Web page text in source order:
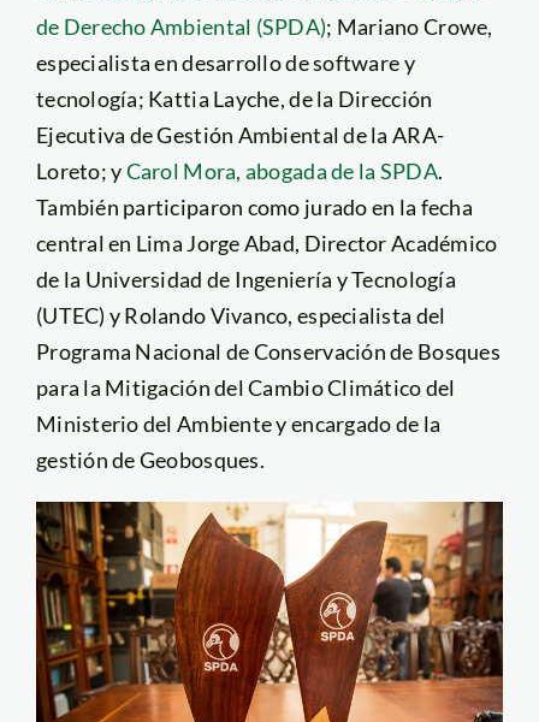
de Derecho Ambiental (SPDA); Mariano Crowe,
especialista en desarrollo de software y
tecnología; Kattia Layche, de la Dirección
Ejecutiva de Gestión Ambiental de la ARA-
Loreto; yCarol Mora, abogada de la SPDA.
También participaron como jurado en la fecha
central en Lima Jorge Abad, Director Académico
de la Universidad de Ingeniería y Tecnología
(UTEC) y Rolando Vivanco, especialista del
Programa Nacional de Conservación de Bosques
para la Mitigación del Cambio Climático del
Ministerio del Ambiente y encargado de la
gestión de Geobosques.